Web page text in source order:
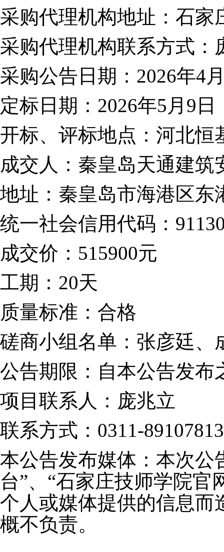
采购代理机构地址： 石家
采购代理机构联系方式：
采购公告日期： 2026年4
定标日期： 2026年5月9日
开标、评标地点：河北恒
成交人：秦皇岛天通建筑
地址：秦皇岛市海港区东
统一社会信用代码：
成交价： 515900元
工期： 20天
质量标准：合格
磋商小组名单：张彦廷、
公告期限：自本公告发布
项目联系人：庞兆立
联系方式： 0311-89107813
本公告发布媒体：本次公
台”、“石家庄技师学院官
个人或媒体提供的信息而
概不负责。